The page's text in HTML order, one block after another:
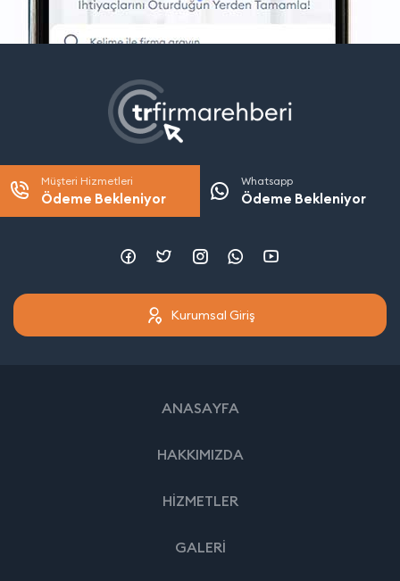
Müşteri Hizmetleri
Ödeme Bekleniyor
Whatsapp
Ödeme Bekleniyor
Kurumsal Giriş
ANASAYFA
HAKKIMIZDA
HİZMETLER
GALERİ